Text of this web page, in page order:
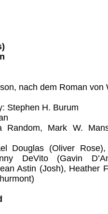
nach dem Roman von
Stephen H. Burum
Random, Mark W.
Douglas (Oliver
DeVito (Gavin
Astin (Josh), Heather